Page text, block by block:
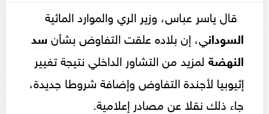
قال ياسر عباس، وزير الري والموارد المائية
السوداني، إن بلاده علقت التفاوض بشأن سد
النهضة لمزيد من التشاور الداخلي نتيجة تغيير
إثيوبيا لأجندة التفاوض وإضافة شروطا جديدة،
جاء ذلك نقلا عن مصادر إعلامية.